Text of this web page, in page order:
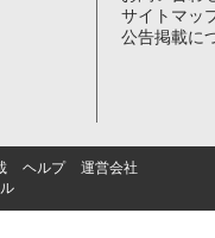
サイトマッ
公告掲載に
ヘルプ
運営会社